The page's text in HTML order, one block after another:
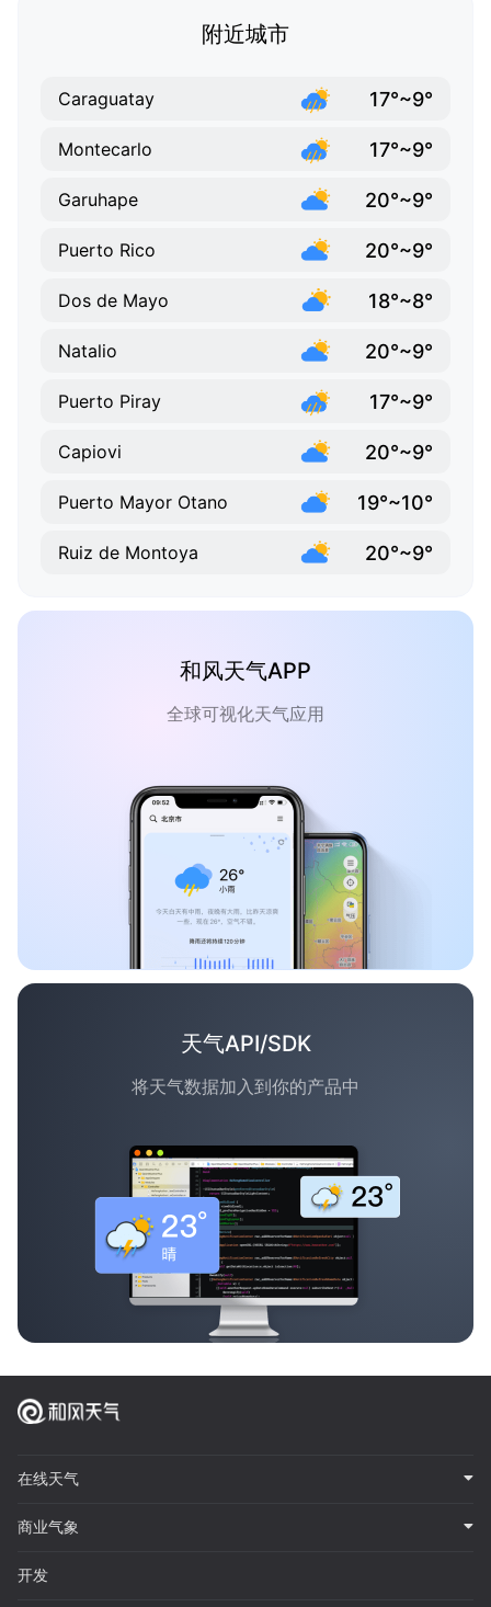
附近城市
Caraguatay 17°~9°
Montecarlo 17°~9°
Garuhape 20°~9°
Puerto Rico 20°~9°
Dos de Mayo 18°~8°
Natalio 20°~9°
Puerto Piray 17°~9°
Capiovi 20°~9°
Puerto Mayor Otano 19°~10°
Ruiz de Montoya 20°~9°
和风天气APP
全球可视化天气应用
天气API/SDK
将天气数据加入到你的产品中
在线天气
商业气象
开发